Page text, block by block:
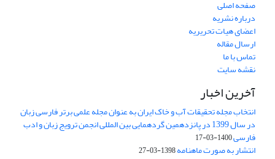
صفحه اصلی
درباره نشریه
اعضای هیات تحریریه
ارسال مقاله
تماس با ما
نقشه سایت
آخرین اخبار
انتخاب مجله تحقیقات آب و خاک ایران به عنوان مجله علمی برتر فارسی زبان
در سال 1399 در پانزدهمین گردهمایی بین المللی انجمن ترویج زبان و ادب
فارسی1400-03-17
انتشار به صورت ماهنامه1398-03-27